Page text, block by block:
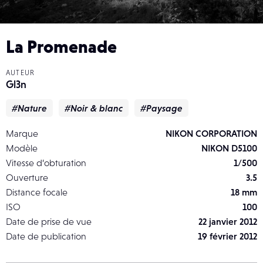
La Promenade
AUTEUR
Gl3n
#Nature #Noir & blanc #Paysage
Marque
NIKON CORPORATION
Modèle
NIKON D5100
Vitesse d’obturation
1/500
Ouverture
3.5
Distance focale
18 mm
ISO
100
Date de prise de vue
22 janvier 2012
Date de publication
19 février 2012